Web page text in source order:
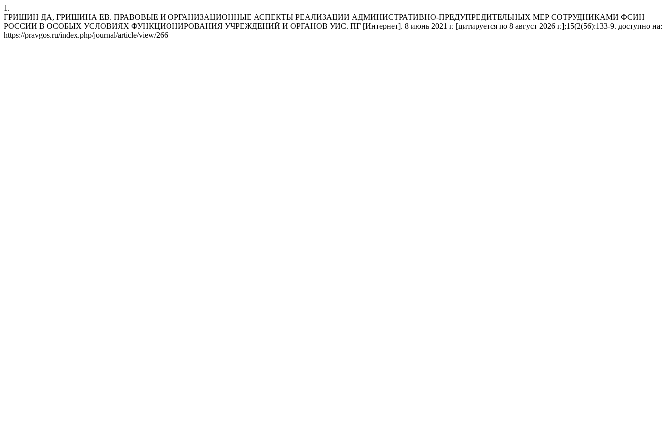
1.
ГРИШИН ДА, ГРИШИНА ЕВ. ПРАВОВЫЕ И ОРГАНИЗАЦИОННЫЕ АСПЕКТЫ РЕАЛИЗАЦИИ АДМИНИСТРАТИВНО-ПРЕДУПРЕДИТЕЛЬНЫХ МЕР СОТРУДНИКАМИ ФСИН
РОССИИ В ОСОБЫХ УСЛОВИЯХ ФУНКЦИОНИРОВАНИЯ УЧРЕЖДЕНИЙ И ОРГАНОВ УИС. ПГ [Интернет]. 8 июнь 2021 г. [цитируется по 8 август 2026 г.];15(2(56):133-9. доступно на:
https://pravgos.ru/index.php/journal/article/view/266